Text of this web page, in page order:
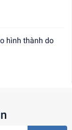
hình thành do